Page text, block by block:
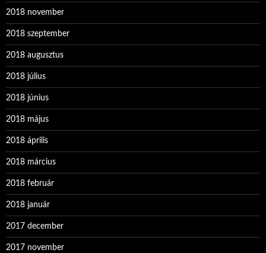
2018 november
2018 szeptember
2018 augusztus
2018 július
2018 június
2018 május
2018 április
2018 március
2018 február
2018 január
2017 december
2017 november